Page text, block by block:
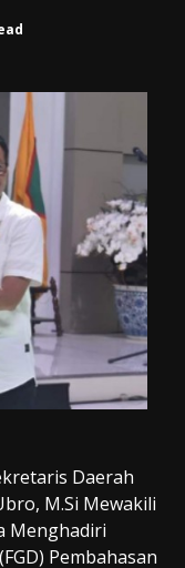
Daerah
M.Si Mewakili
Menghadiri
Pembahasan